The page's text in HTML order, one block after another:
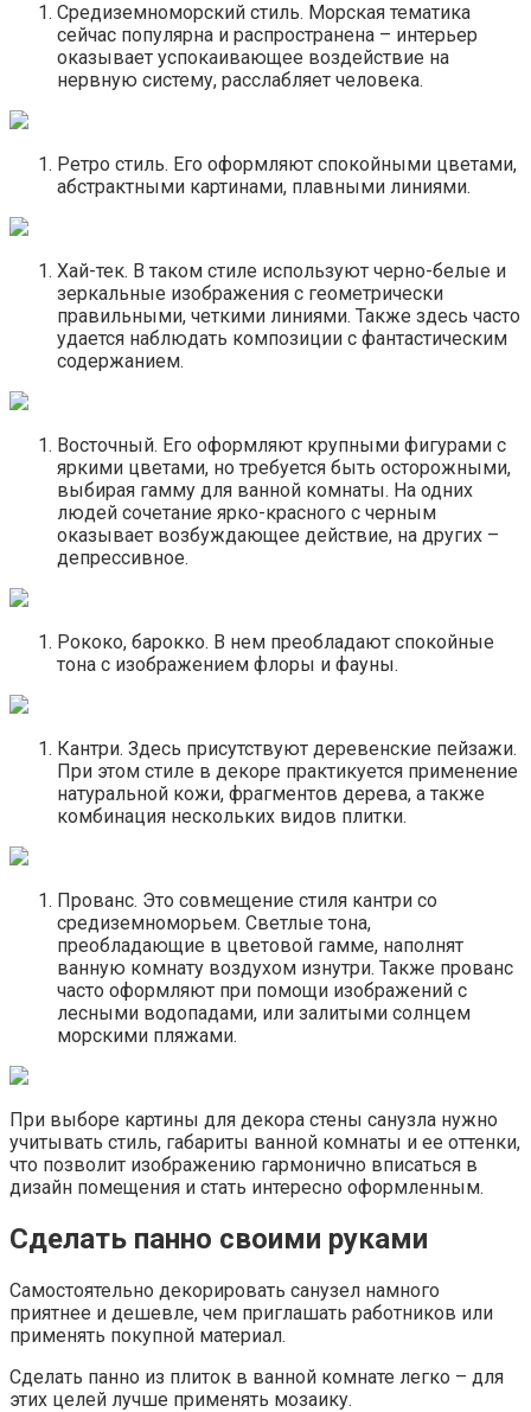
Средиземноморский стиль. Морская тематика
сейчас популярна и распространена – интерьер
оказывает успокаивающее воздействие на
нервную систему, расслабляет человека.
Ретро стиль. Его оформляют спокойными цветами,
абстрактными картинами, плавными линиями.
Хай-тек. В таком стиле используют черно-белые и
зеркальные изображения с геометрически
правильными, четкими линиями. Также здесь часто
удается наблюдать композиции с фантастическим
содержанием.
Восточный. Его оформляют крупными фигурами с
яркими цветами, но требуется быть осторожными,
выбирая гамму для ванной комнаты. На одних
людей сочетание ярко-красного с черным
оказывает возбуждающее действие, на других –
депрессивное.
Рококо, барокко. В нем преобладают спокойные
тона с изображением флоры и фауны.
Кантри. Здесь присутствуют деревенские пейзажи.
При этом стиле в декоре практикуется применение
натуральной кожи, фрагментов дерева, а также
комбинация нескольких видов плитки.
Прованс. Это совмещение стиля кантри со
средиземноморьем. Светлые тона,
преобладающие в цветовой гамме, наполнят
ванную комнату воздухом изнутри. Также прованс
часто оформляют при помощи изображений с
лесными водопадами, или залитыми солнцем
морскими пляжами.
При выборе картины для декора стены санузла нужно
учитывать стиль, габариты ванной комнаты и ее оттенки,
что позволит изображению гармонично вписаться в
дизайн помещения и стать интересно оформленным.
Сделать панно своими руками
Самостоятельно декорировать санузел намного
приятнее и дешевле, чем приглашать работников или
применять покупной материал.
Сделать панно из плиток в ванной комнате легко – для
этих целей лучше применять мозаику.